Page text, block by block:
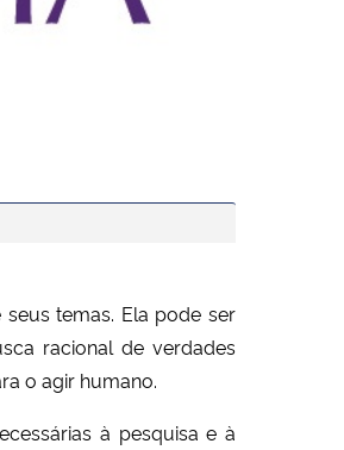
temas. Ela pode ser
racional de verdades
o agir humano.
à pesquisa e à